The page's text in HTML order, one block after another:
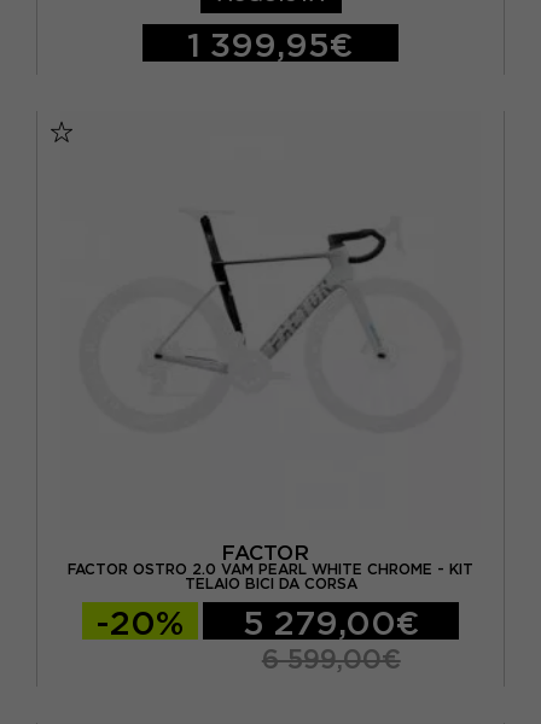
1 399,95€
FACTOR
FACTOR OSTRO 2.0 VAM PEARL WHITE CHROME - KIT
TELAIO BICI DA CORSA
-20% 5 279,00€
6 599,00€